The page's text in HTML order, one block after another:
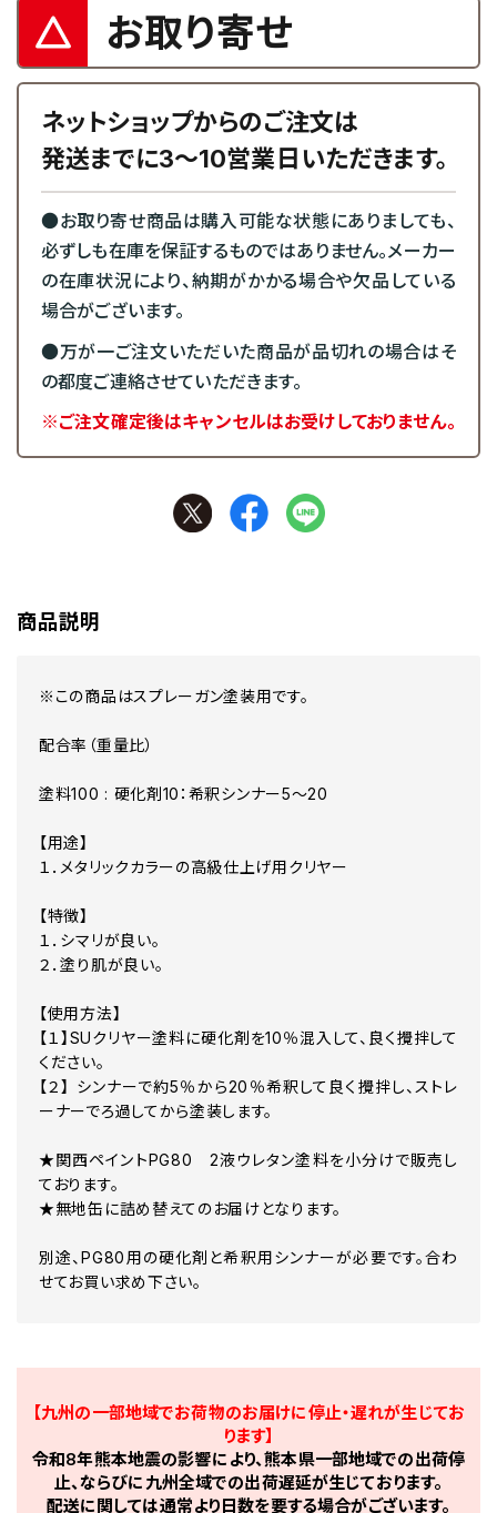
お取り寄せ
ネットショップからのご注文は
発送までに3～10営業日いただきます。
●お取り寄せ商品は購入可能な状態にありましても、
必ずしも在庫を保証するものではありません。メーカー
の在庫状況により、納期がかかる場合や欠品している
場合がございます。
●万が一ご注文いただいた商品が品切れの場合はそ
の都度ご連絡させていただきます。
※ご注文確定後はキャンセルはお受けしておりません。
商品説明
※この商品はスプレーガン塗装用です。
配合率（重量比）
塗料100 : 硬化剤10：希釈シンナー5～20
【用途】
１．メタリックカラーの高級仕上げ用クリヤー
【特徴】
１．シマリが良い。
２．塗り肌が良い。
【使用方法】
【１】SUクリヤー塗料に硬化剤を10％混入して、良く攪拌して
ください。
【２】 シンナーで約5％から20％希釈して良く攪拌し、ストレ
ーナーでろ過してから塗装します。
★関西ペイントPG80 2液ウレタン塗料を小分けで販売し
ております。
★無地缶に詰め替えてのお届けとなります。
別途、PG80用の硬化剤と希釈用シンナーが必要です。合わ
せてお買い求め下さい。
【九州の一部地域でお荷物のお届けに停止・遅れが生じてお
ります】
令和8年熊本地震の影響により、熊本県一部地域での出荷停
止、ならびに九州全域での出荷遅延が生じております。
配送に関しては通常より日数を要する場合がございます。